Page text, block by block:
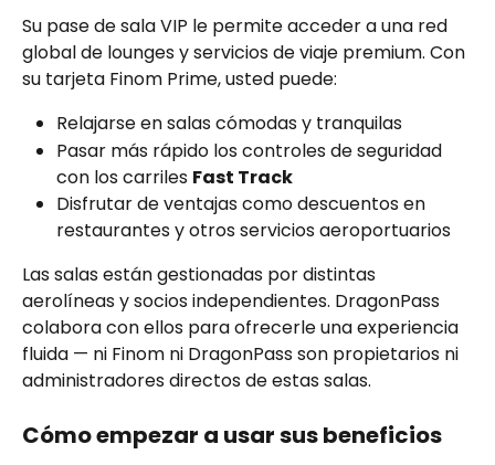
Su pase de sala VIP le permite acceder a una red
global de lounges y servicios de viaje premium. Con
su tarjeta Finom Prime, usted puede:
Relajarse en salas cómodas y tranquilas
Pasar más rápido los controles de seguridad
con los carriles Fast Track
Disfrutar de ventajas como descuentos en
restaurantes y otros servicios aeroportuarios
Las salas están gestionadas por distintas
aerolíneas y socios independientes. DragonPass
colabora con ellos para ofrecerle una experiencia
fluida — ni Finom ni DragonPass son propietarios ni
administradores directos de estas salas.
Cómo empezar a usar sus beneficios